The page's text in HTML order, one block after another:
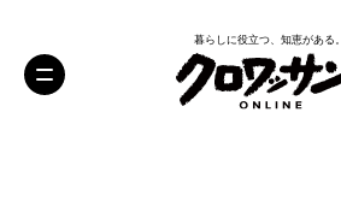
暮らしに役立つ、知恵がある。